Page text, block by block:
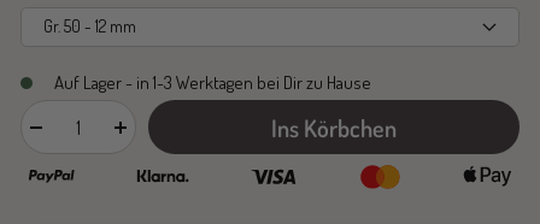
Gr. 50 - 12 mm
Auf Lager - in 1-3 Werktagen bei Dir zu Hause
verringern
Menge
erhöhen
Ins Körbchen